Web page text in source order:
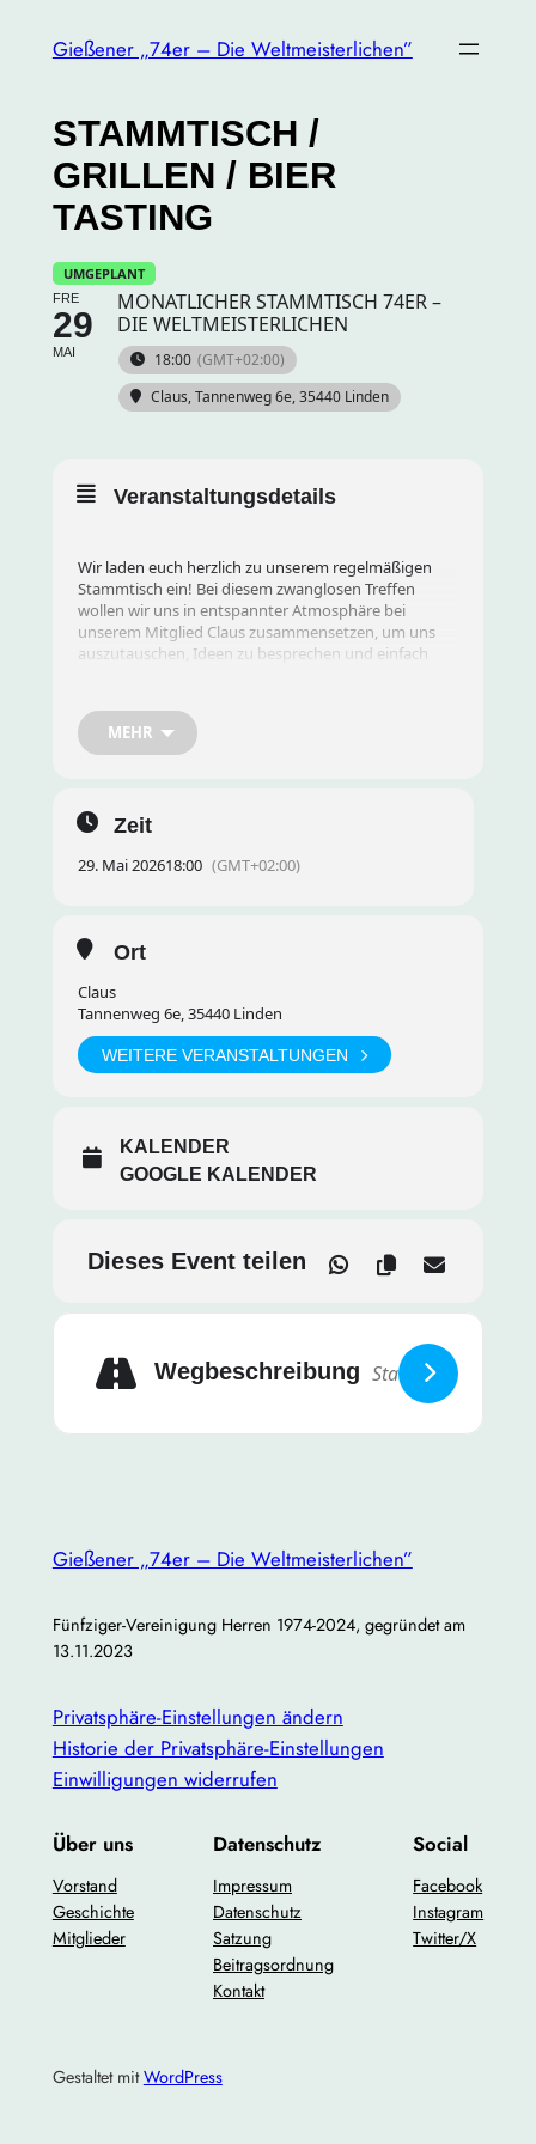
Gießener „74er – Die Weltmeisterlichen”
STAMMTISCH /
GRILLEN / BIER
TASTING
UMGEPLANT
FRE
29
MAI
MONATLICHER STAMMTISCH 74ER –
DIE WELTMEISTERLICHEN
18:00 (GMT+02:00)
Claus, Tannenweg 6e, 35440 Linden
Veranstaltungsdetails
Wir laden euch herzlich zu unserem regelmäßigen
Stammtisch ein! Bei diesem zwanglosen Treffen
wollen wir uns in entspannter Atmosphäre bei
unserem Mitglied Claus zusammensetzen, um uns
auszutauschen, Ideen zu besprechen und einfach
Datum und Uhrzeit:
Ort:
Gemeinsamer Austausch und Kennenlernen
Aktuelle Entwicklungen besprechen
Gemütliches Beisammensein bei Getränken und
Snacks
Auch Interessenten, die bisher noch nicht
Gesichter kennenzulernen und die Gemeinschaft zu
stärken.
Bitte gebt kurz Bescheid, ob ihr teilnehmen könnt,
die Verbundenheit unseres Jahrgangs stärken!
MEHR
Zeit
29. Mai 202618:00 (GMT+02:00)
Ort
Claus
Tannenweg 6e, 35440 Linden
WEITERE VERANSTALTUNGEN
KALENDER
GOOGLE KALENDER
Dieses Event teilen
Wegbeschreibung
Gießener „74er – Die Weltmeisterlichen”
Fünfziger-Vereinigung Herren 1974-2024, gegründet am
13.11.2023
Privatsphäre-Einstellungen ändern
Historie der Privatsphäre-Einstellungen
Einwilligungen widerrufen
Über uns
Vorstand
Geschichte
Mitglieder
Datenschutz
Impressum
Datenschutz
Satzung
Beitragsordnung
Kontakt
Social
Facebook
Instagram
Twitter/X
Gestaltet mitWordPress